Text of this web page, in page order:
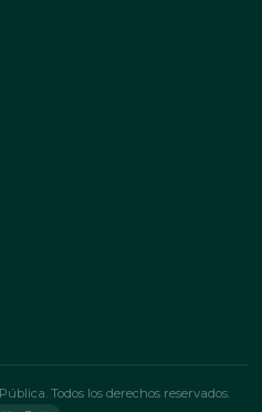
Todos los derechos reservados.